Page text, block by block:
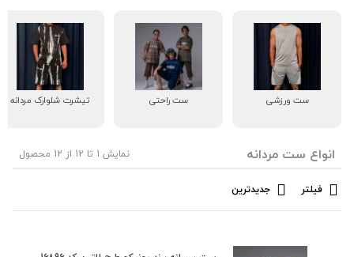
ست ورزشی ست راحتی تیشرت شلوارک مردانه
انواع ست مردانه نمایش 1 تا 12 از 12 محصول
فیلتر جدیدترین